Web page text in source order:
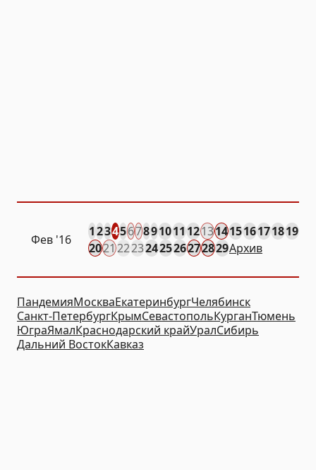
Фев '16
12345678910111213141516171819
20212223242526272829Архив
ПандемияМоскваЕкатеринбургЧелябинск
Санкт-ПетербургКрымСевастопольКурганТюмень
ЮграЯмалКраснодарский крайУралСибирь
Дальний ВостокКавказ